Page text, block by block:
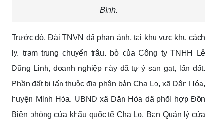
Bình.
Trước đó, Đài TNVN đã phản ánh, tại khu vực khu cách
ly, trạm trung chuyển trâu, bò của Công ty TNHH Lê
Dũng Linh, doanh nghiệp này đã tự ý san gạt, lấn đất.
Phần đất bị lấn thuộc địa phận bản Cha Lo, xã Dân Hóa,
huyện Minh Hóa. UBND xã Dân Hóa đã phối hợp Đồn
Biên phòng cửa khẩu quốc tế Cha Lo, Ban Quản lý cửa